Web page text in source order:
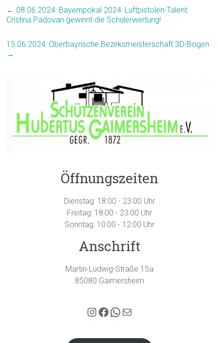
← 08.06.2024: Bayernpokal 2024: Luftpistolen-Talent
Cristina Padovan gewinnt die Schülerwertung!
15.06.2024: Oberbayrische Bezirksmeisterschaft 3D-Bogen
→
Öffnungszeiten
Dienstag: 18:00 - 23:00 Uhr
Freitag: 18:00 - 23:00 Uhr
Sonntag: 10:00 - 12:00 Uhr
Anschrift
Martin-Ludwig-Straße 15a
85080 Gaimersheim
Hubertus Gaimersheim auf Instagram
Facebook
WhatsApp
E-Mail